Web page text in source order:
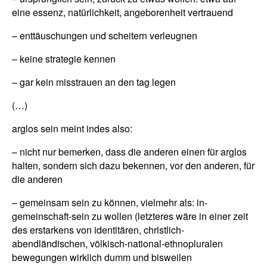
eine essenz, natürlichkeit, angeborenheit vertrauend
– enttäuschungen und scheitern verleugnen
– keine strategie kennen
– gar kein misstrauen an den tag legen
(…)
arglos sein meint indes also:
– nicht nur bemerken, dass die anderen einen für arglos
halten, sondern sich dazu bekennen, vor den anderen, für
die anderen
– gemeinsam sein zu können, vielmehr als: in-
gemeinschaft-sein zu wollen (letzteres wäre in einer zeit
des erstarkens von identitären, christlich-
abendländischen, völkisch-national-ethnopluralen
bewegungen wirklich dumm und bisweilen